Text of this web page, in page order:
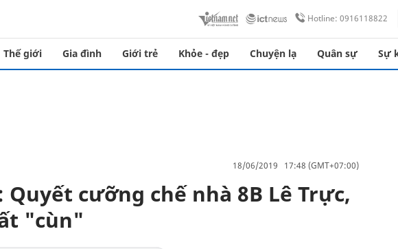
Hotline: 0916118822
Thế giới Gia đình Giới trẻ Khỏe - đẹp Chuyện lạ Quân sự Sự
18/06/2019 17:48 (GMT+07:00)
Quyết cưỡng chế nhà 8B Lê Trực,
"cùn"